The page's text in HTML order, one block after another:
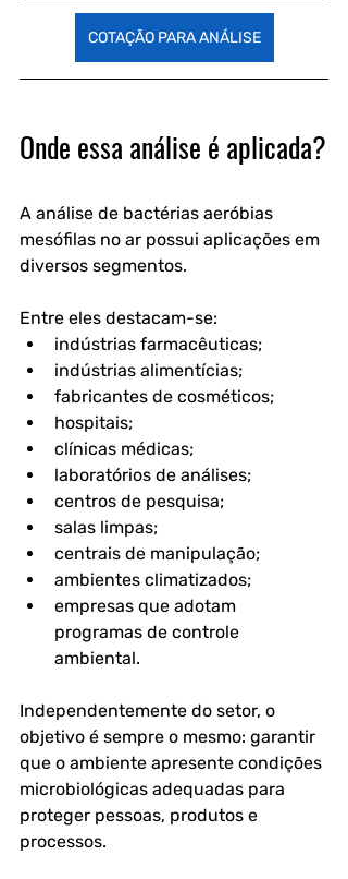
COTAÇÃO PARA ANÁLISE
Onde essa análise é aplicada?
A análise de bactérias aeróbias
mesófilas no ar possui aplicações em
diversos segmentos.
Entre eles destacam-se:
indústrias farmacêuticas;
indústrias alimentícias;
fabricantes de cosméticos;
hospitais;
clínicas médicas;
laboratórios de análises;
centros de pesquisa;
salas limpas;
centrais de manipulação;
ambientes climatizados;
empresas que adotam
programas de controle
ambiental.
Independentemente do setor, o
objetivo é sempre o mesmo: garantir
que o ambiente apresente condições
microbiológicas adequadas para
proteger pessoas, produtos e
processos.